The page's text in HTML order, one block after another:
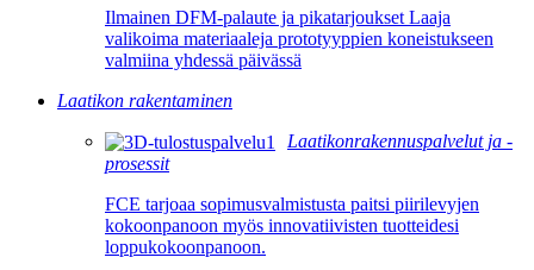
Ilmainen DFM-palaute ja pikatarjoukset Laaja
valikoima materiaaleja prototyyppien koneistukseen
valmiina yhdessä päivässä
Laatikon rakentaminen
Laatikonrakennuspalvelut ja -
prosessit
FCE tarjoaa sopimusvalmistusta paitsi piirilevyjen
kokoonpanoon myös innovatiivisten tuotteidesi
loppukokoonpanoon.